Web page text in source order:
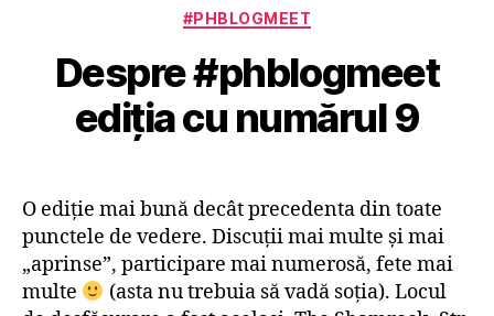
Categorii
#PHBLOGMEET
Despre #phblogmeet
ediţia cu numărul 9
O ediţie mai bună decât precedenta din toate
punctele de vedere. Discuţii mai multe şi mai
„aprinse”, participare mai numerosă, fete mai
multe
(asta nu trebuia să vadă soţia). Locul